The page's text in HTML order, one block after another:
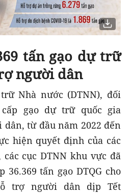
tấn gạo dự trữ
người dân
Nhà nước (DTNN), đối
gạo dự trữ quốc gia
dân, từ đầu năm 2022 đến
hiện quyết định của các
cục DTNN khu vực đã
36.369 tấn gạo DTQG cho
trợ người dân dịp Tết